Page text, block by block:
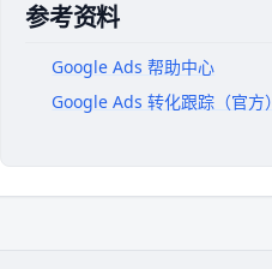
参考资料
Google Ads 帮助中心
Google Ads 转化跟踪（官方）